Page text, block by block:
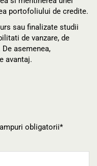
portofoliului de credite.
sau finalizate studii
de vanzare, de
asemenea,
avantaj.
obligatorii*